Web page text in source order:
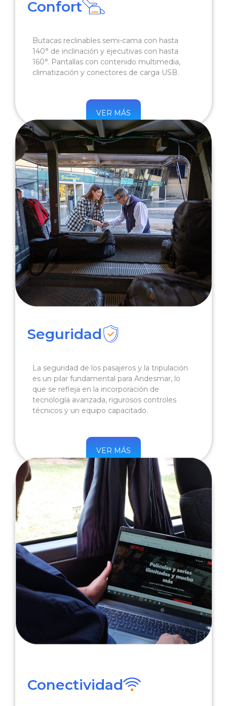
Confort
Butacas reclinables semi-cama con hasta
140° de inclinación y ejecutivas con hasta
160°. Pantallas con contenido multimedia,
climatización y conectores de carga USB.
VER MÁS
Seguridad
La seguridad de los pasajeros y la tripulación
es un pilar fundamental para Andesmar, lo
que se refleja en la incorporación de
tecnología avanzada, rigurosos controles
técnicos y un equipo capacitado.
VER MÁS
Conectividad